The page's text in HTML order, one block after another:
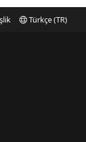
Türkçe (TR)